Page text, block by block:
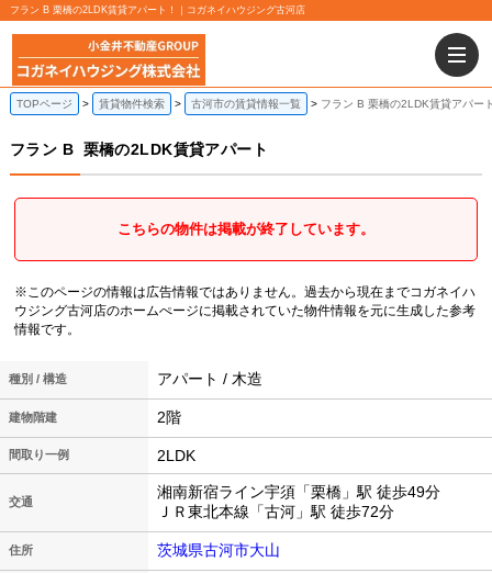
フラン B 栗橋の2LDK賃貸アパート！｜コガネイハウジング古河店
TOPページ 賃貸物件検索 古河市の賃貸情報一覧 フラン B 栗橋の2LDK賃貸アパー
フラン B 栗橋の2LDK賃貸アパート
こちらの物件は掲載が終了しています。
※このページの情報は広告情報ではありません。過去から現在までコガネイハ
ウジング古河店のホームぺージに掲載されていた物件情報を元に生成した参考
情報です。
種別 / 構造 アパート / 木造
建物階建 2階
間取り一例 2LDK
交通
湘南新宿ライン宇須「栗橋」駅 徒歩49分
ＪＲ東北本線「古河」駅 徒歩72分
住所 茨城県古河市大山